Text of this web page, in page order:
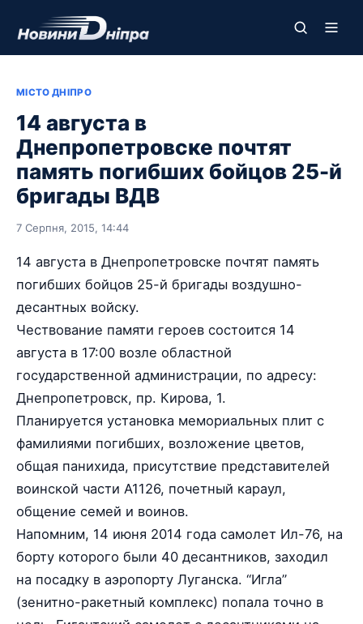
МІСТО ДНІПРО
14 августа в
Днепропетровске почтят
память погибших бойцов 25-й
бригады ВДВ
7 Серпня, 2015, 14:44
14 августа в Днепропетровске почтят память
погибших бойцов 25-й бригады воздушно-
десантных войску.
Чествование памяти героев состоится 14
августа в 17:00 возле областной
государственной администрации, по адресу:
Днепропетровск, пр. Кирова, 1.
Планируется установка мемориальных плит с
фамилиями погибших, возложение цветов,
общая панихида, присутствие представителей
воинской части А1126, почетный караул,
общение семей и воинов.
Напомним, 14 июня 2014 года самолет Ил-76, на
борту которого были 40 десантников, заходил
на посадку в аэропорту Луганска. “Игла”
(зенитно-ракетный комплекс) попала точно в